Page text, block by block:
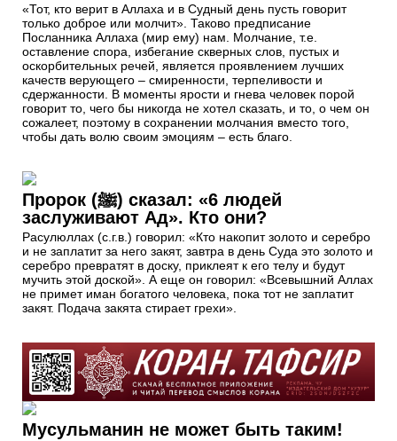
«Тот, кто верит в Аллаха и в Судный день пусть говорит
только доброе или молчит». Таково предписание
Посланника Аллаха (мир ему) нам. Молчание, т.е.
оставление спора, избегание скверных слов, пустых и
оскорбительных речей, является проявлением лучших
качеств верующего – смиренности, терпеливости и
сдержанности. В моменты ярости и гнева человек порой
говорит то, чего бы никогда не хотел сказать, и то, о чем он
сожалеет, поэтому в сохранении молчания вместо того,
чтобы дать волю своим эмоциям – есть благо.
Пророк (ﷺ) сказал: «6 людей
заслуживают Ад». Кто они?
Расулюллах (с.г.в.) говорил: «Кто накопит золото и серебро
и не заплатит за него закят, завтра в день Суда это золото и
серебро превратят в доску, приклеят к его телу и будут
мучить этой доской». А еще он говорил: «Всевышний Аллах
не примет иман богатого человека, пока тот не заплатит
закят. Подача закята стирает грехи».
Мусульманин не может быть таким!